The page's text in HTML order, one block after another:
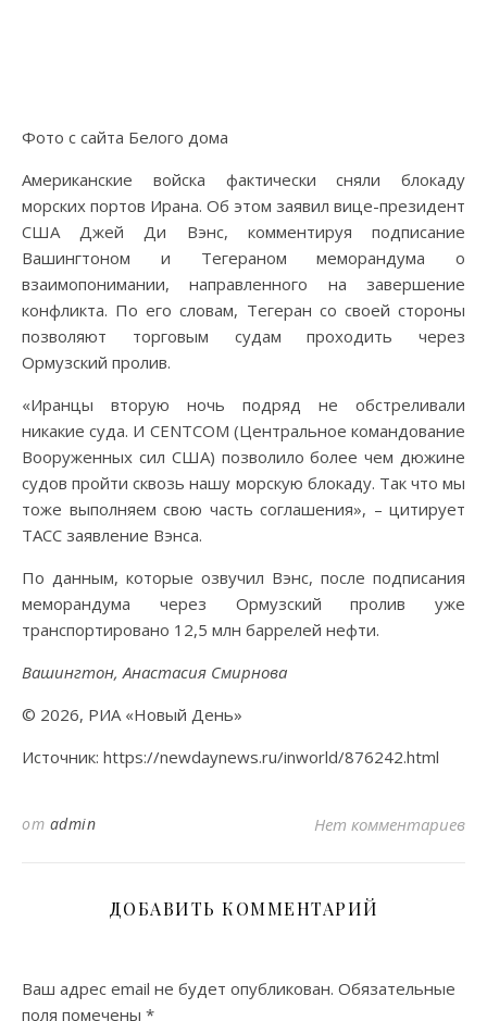
Фото с сайта Белого дома
Американские войска фактически сняли блокаду
морских портов Ирана. Об этом заявил вице-президент
США Джей Ди Вэнс, комментируя подписание
Вашингтоном и Тегераном меморандума о
взаимопонимании, направленного на завершение
конфликта. По его словам, Тегеран со своей стороны
позволяют торговым судам проходить через
Ормузский пролив.
«Иранцы вторую ночь подряд не обстреливали
никакие суда. И CENTCOM (Центральное командование
Вооруженных сил США) позволило более чем дюжине
судов пройти сквозь нашу морскую блокаду. Так что мы
тоже выполняем свою часть соглашения», – цитирует
ТАСС заявление Вэнса.
По данным, которые озвучил Вэнс, после подписания
меморандума через Ормузский пролив уже
транспортировано 12,5 млн баррелей нефти.
Вашингтон, Анастасия Смирнова
© 2026, РИА «Новый День»
Источник: https://newdaynews.ru/inworld/876242.html
от admin Нет комментариев
ДОБАВИТЬ КОММЕНТАРИЙ
Ваш адрес email не будет опубликован. Обязательные
поля помечены *